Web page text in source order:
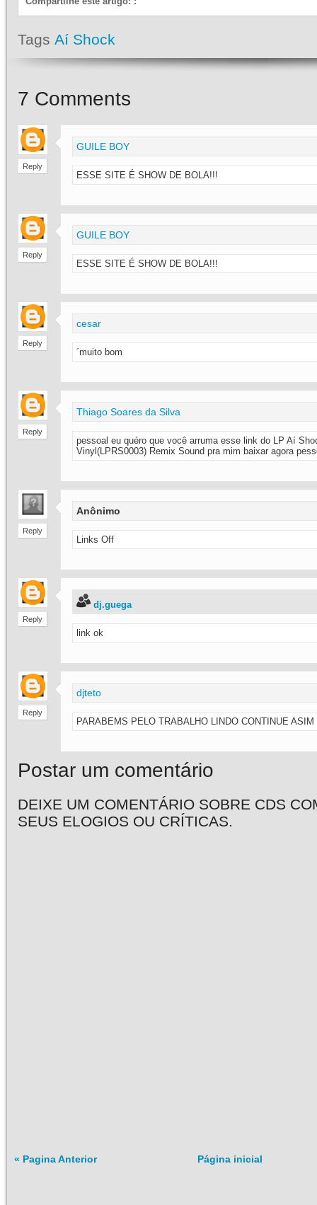
Tags Aí Shock
7 Comments
Reply
GUILE BOY
ESSE SITE É SHOW DE BOLA!!!
Reply
GUILE BOY
ESSE SITE É SHOW DE BOLA!!!
Reply
cesar
´muito bom
Reply
Thiago Soares da Silva
pessoal eu quéro que você arruma esse link do LP Aí
Vinyl(LPRS0003) Remix Sound pra mim baixar agora
Reply
Anônimo
Links Off
Reply
dj.guega
link ok
Reply
djteto
PARABEMS PELO TRABALHO LINDO CONTINUE
Postar um comentário
DEIXE UM COMENTÁRIO SOBRE CDS
SEUS ELOGIOS OU CRÍTICAS.
« Pagina Anterior Página inicial